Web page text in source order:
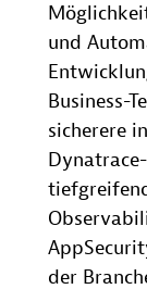
und
Business-
sicherere
der